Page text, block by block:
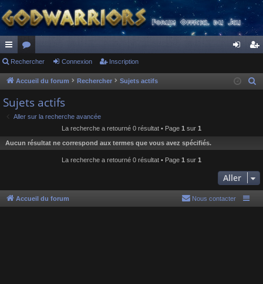
ac
co
ur
ci
or
u
s
ne cri
Rechercher Connexion Inscription
Accueil du forum Rechercher Sujets actifs
h
e
Sujets actifs
Aller sur la recherche avancée
La recherche a retourné 0 résultat • Page 1 sur 1
Aucun résultat ne correspond aux termes que vous avez spécifiés.
La recherche a retourné 0 résultat • Page 1 sur 1
Aller
Accueil du forum Nous contacter